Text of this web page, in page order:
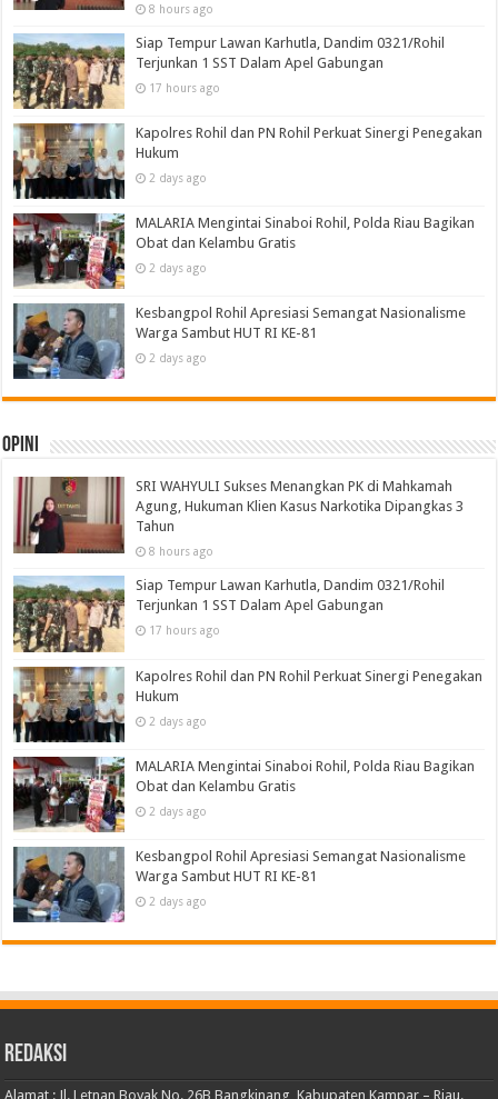
8 hours ago
Siap Tempur Lawan Karhutla, Dandim 0321/Rohil
Terjunkan 1 SST Dalam Apel Gabungan
17 hours ago
Kapolres Rohil dan PN Rohil Perkuat Sinergi Penegakan
Hukum
2 days ago
MALARIA Mengintai Sinaboi Rohil, Polda Riau Bagikan
Obat dan Kelambu Gratis
2 days ago
Kesbangpol Rohil Apresiasi Semangat Nasionalisme
Warga Sambut HUT RI KE-81
2 days ago
Opini
SRI WAHYULI Sukses Menangkan PK di Mahkamah
Agung, Hukuman Klien Kasus Narkotika Dipangkas 3
Tahun
8 hours ago
Siap Tempur Lawan Karhutla, Dandim 0321/Rohil
Terjunkan 1 SST Dalam Apel Gabungan
17 hours ago
Kapolres Rohil dan PN Rohil Perkuat Sinergi Penegakan
Hukum
2 days ago
MALARIA Mengintai Sinaboi Rohil, Polda Riau Bagikan
Obat dan Kelambu Gratis
2 days ago
Kesbangpol Rohil Apresiasi Semangat Nasionalisme
Warga Sambut HUT RI KE-81
2 days ago
Redaksi
Alamat : Jl. Letnan Boyak No. 26B Bangkinang, Kabupaten Kampar – Riau.